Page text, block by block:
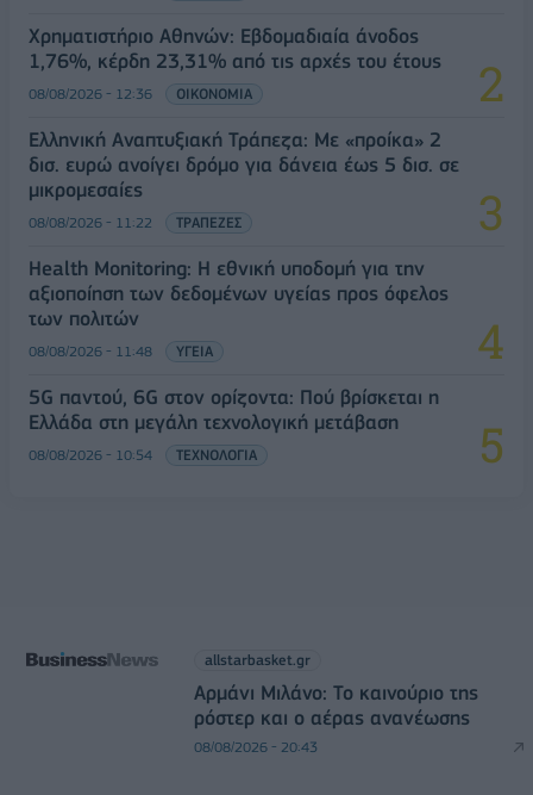
Χρηματιστήριο Αθηνών: Εβδομαδιαία άνοδος
1,76%, κέρδη 23,31% από τις αρχές του έτους
08/08/2026 - 12:36 ΟΙΚΟΝΟΜΙΑ
Ελληνική Αναπτυξιακή Τράπεζα: Με «προίκα» 2
δισ. ευρώ ανοίγει δρόμο για δάνεια έως 5 δισ. σε
μικρομεσαίες
08/08/2026 - 11:22 ΤΡΑΠΕΖΕΣ
Health Monitoring: Η εθνική υποδομή για την
αξιοποίηση των δεδομένων υγείας προς όφελος
των πολιτών
08/08/2026 - 11:48 ΥΓΕΙΑ
5G παντού, 6G στον ορίζοντα: Πού βρίσκεται η
Ελλάδα στη μεγάλη τεχνολογική μετάβαση
08/08/2026 - 10:54 ΤΕΧΝΟΛΟΓΙΑ
allstarbasket.gr
Αρμάνι Μιλάνο: Το καινούριο της
ρόστερ και ο αέρας ανανέωσης
08/08/2026 - 20:43